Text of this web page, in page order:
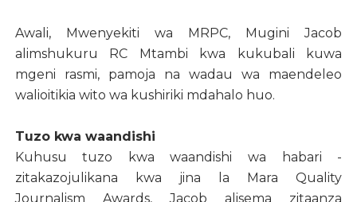
Awali, Mwenyekiti wa MRPC, Mugini Jacob
alimshukuru RC Mtambi kwa kukubali kuwa
mgeni rasmi, pamoja na wadau wa maendeleo
walioitikia wito wa kushiriki mdahalo huo.
Tuzo kwa waandishi
Kuhusu tuzo kwa waandishi wa habari -
zitakazojulikana kwa jina la Mara Quality
Journalism Awards, Jacob alisema zitaanza